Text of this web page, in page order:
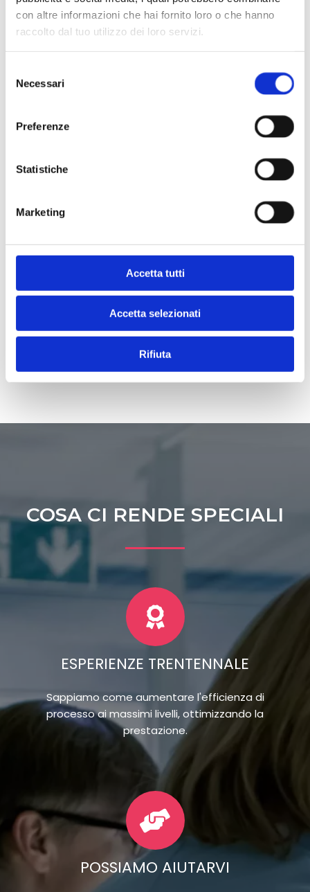
con altre informazioni che hai fornito loro o che hanno
raccolto dal tuo utilizzo dei loro servizi.
delNecessari
Preferenze
Statistiche
Marketing
Accetta tutti
Accetta selezionati
Rifiuta
CHROMATOGRAFIA
finalmente i problemi legati alla gestione di grandi
volumi di solvente organico che hanno scoraggiato il
suo utilizzo. E' efficiente, veloce e capace di grande
selettività.
COSA CI RENDE SPECIALI
ESPERIENZE TRENTENNALE
Sappiamo come aumentare l'efficienza di
processo ai massimi livelli, ottimizzando la
prestazione.
POSSIAMO AIUTARVI